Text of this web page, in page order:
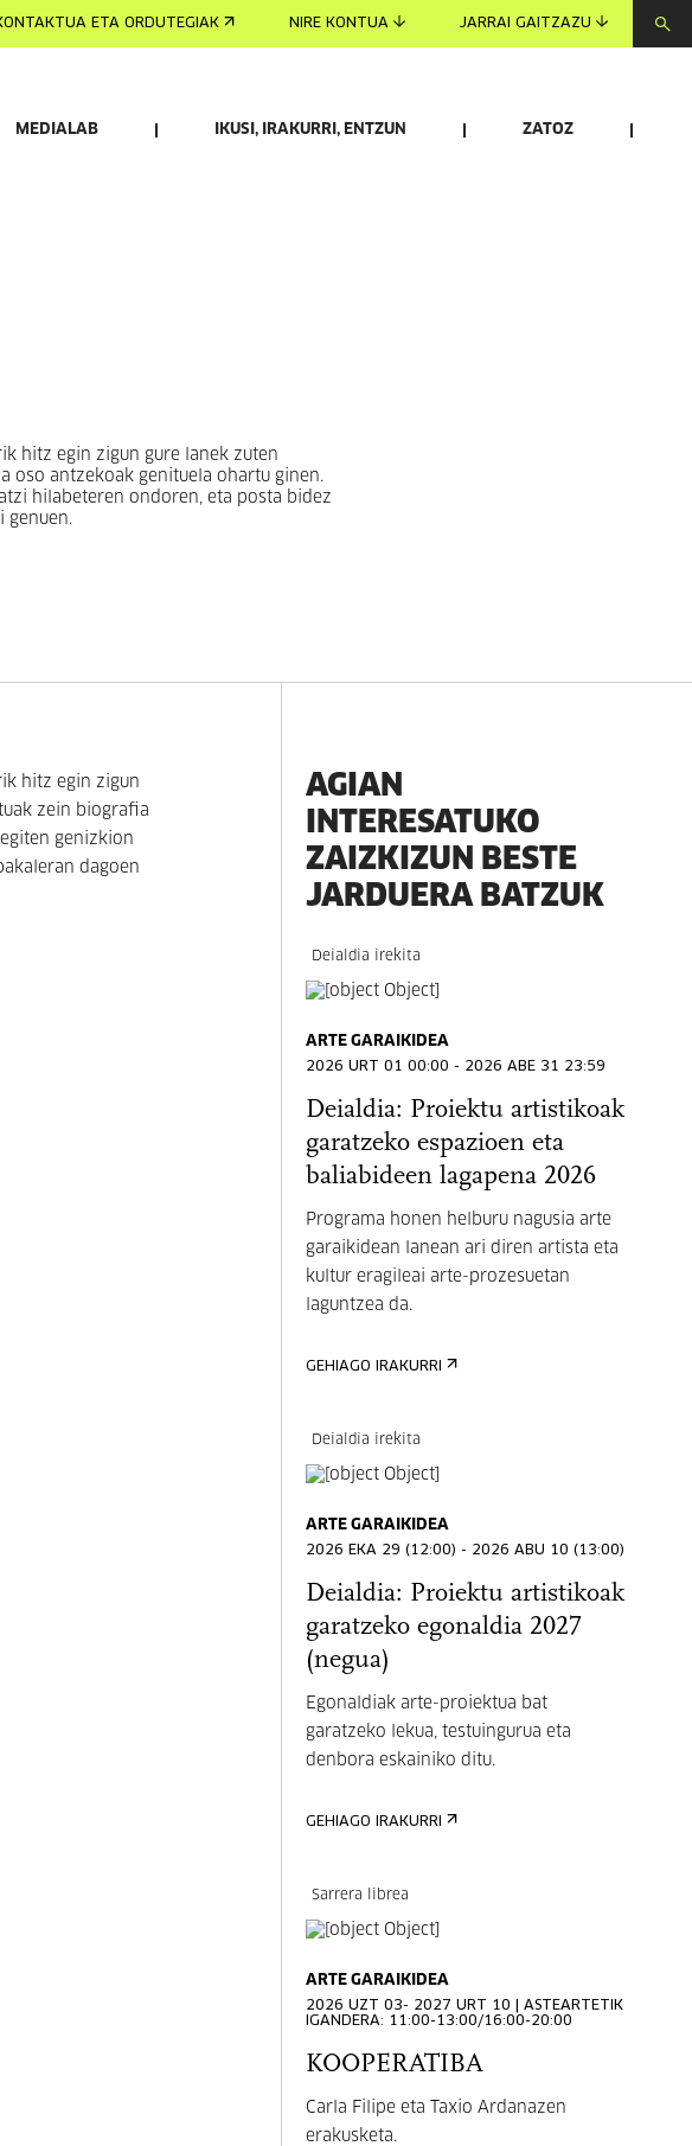
ETA ORDUTEGIAK NIRE KONTUA JARRAI GAITZAZU
MEDIALAB IKUSI, IRAKURRI, ENTZUN ZATOZ
hitz egin zigun gure lanek zuten
oso antzekoak genituela ohartu ginen.
hilabeteren ondoren, eta posta bidez
genuen.
hitz egin zigun
zein biografia
genizkion
dagoen
AGIAN
INTERESATUKO
ZAIZKIZUN BESTE
JARDUERA BATZUK
Deialdia irekita
ARTE GARAIKIDEA
2026 URT 01 00:00 - 2026 ABE 31 23:59
Deialdia: Proiektu artistikoak
garatzeko espazioen eta
baliabideen lagapena 2026
Programa honen helburu nagusia arte
garaikidean lanean ari diren artista eta
kultur eragileai arte-prozesuetan
laguntzea da.
GEHIAGO IRAKURRI
Deialdia irekita
ARTE GARAIKIDEA
2026 EKA 29 (12:00) - 2026 ABU 10 (13:00)
Deialdia: Proiektu artistikoak
garatzeko egonaldia 2027
(negua)
Egonaldiak arte-proiektua bat
garatzeko lekua, testuingurua eta
denbora eskainiko ditu.
GEHIAGO IRAKURRI
Sarrera librea
ARTE GARAIKIDEA
2026 UZT 03- 2027 URT 10 | ASTEARTETIK
IGANDERA: 11:00-13:00/16:00-20:00
KOOPERATIBA
Carla Filipe eta Taxio Ardanazen
erakusketa.